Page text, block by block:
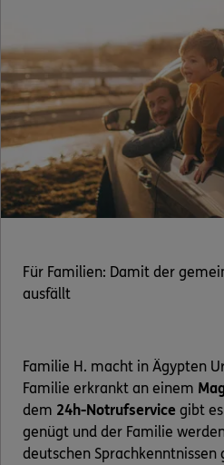
Für Familien: Damit der
ausfällt
Familie H. macht in Ägypten
Familie erkrankt an einem
dem 24h-Notrufservice gibt
genügt und der Familie
deutschen Sprachkenntnissen